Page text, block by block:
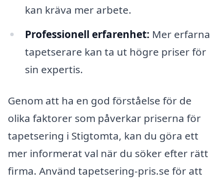
kan kräva mer arbete.
Professionell erfarenhet: Mer erfarna
tapetserare kan ta ut högre priser för
sin expertis.
Genom att ha en god förståelse för de
olika faktorer som påverkar priserna för
tapetsering i Stigtomta, kan du göra ett
mer informerat val när du söker efter rätt
firma. Använd tapetsering-pris.se för att